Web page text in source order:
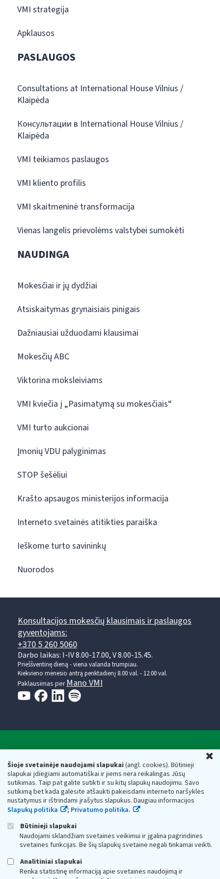
Šioje svetainėje naudojami slapukai(angl. cookies). Būtinieji
slapukai įdiegiami automatiškai ir jiems nėra reikalingas Jūsų
sutikimas. Taip pat galite sutikti ir su kitų slapukų naudojimu. Savo
sutikimą bet kada galėsite atšaukti pakeisdami interneto naršyklės
nustatymus ir ištrindami įrašytus slapukus. Daugiau informacijos
Slapukų politika
; Privatumo politika.
Būtinieji slapukai
Naudojami sklandžiam svetainės veikimui ir įgalina pagrindines
svetainės funkcijas. Be šių slapukų svetainė negali tinkamai veikti.
Analitiniai slapukai
Renka statistinę informaciją apie svetainės naudojimą ir
VMI strategija
Apklausos
PASLAUGOS
Consultations at International House Vilnius /
Klaipėda
Консультации в International House Vilnius /
Klaipėda
VMI teikiamos paslaugos
VMI kliento profilis
VMI skaitmeninė transformacija
Vienas langelis prievolėms valstybei sumokėti
NAUDINGA
Mokesčiai ir jų dydžiai
Atsiskaitymas grynaisiais pinigais
Dažniausiai užduodami klausimai
Mokesčių ABC
Viktorina moksleiviams
VMI kviečia į „Pasimatymą su mokesčiais“
VMI turto aukcionai
Įmonių VDU palyginimas
STOP šešėliui
Krašto apsaugos ministerijos informacija
Interneto svetainės atitikties paraiška
Ieškome turto savininkų
Nuorodos
Konsultacijos mokesčių klausimais ir paslaugos
gyventojams:
+370 5 260 5060
Darbo laikas: I-IV 8.00-17.00, V 8.00-15.45.
Prieššventinę dieną - viena valanda trumpiau.
Kiekvieno mėnesio antrą penktadienį 8.00 val. - 12.00 val.
Paklausimas per Mano VMI
Respublikos finansų ministerijos
Biudžetinė įstaiga. Juridinio asmens kodas — 188659752,
adresas: Vasario 16-osios g. 14, 01107 Vilnius, Lietuva, el.paštas:
vmi@vmi.lt, E. pristatymo dėžutės adresas 188659752
Duomenys apie Valstybinę mokesčių inspekciją prie Lietuvos
Respublikos finansų ministerijos kaupiami ir saugomi Juridinių